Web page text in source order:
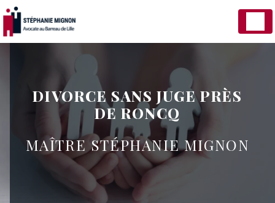
DIVORCE SANS JUGE PRÈS
DE RONCQ
MAÎTRE STÉPHANIE MIGNON
Panneau de gestion des cookies